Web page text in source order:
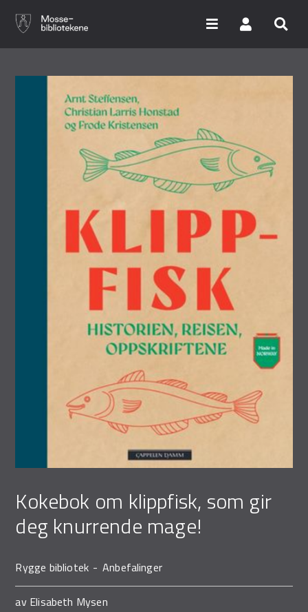
Arrangementer
Bibliotekene
Nyheter
Digitale tjenester
Vi tilbyr
Søk i våre databaser
Kokebok om klippfisk, som gir
deg knurrende mage!
Rygge bibliotek Anbefalinger
av Elisabeth Mysen